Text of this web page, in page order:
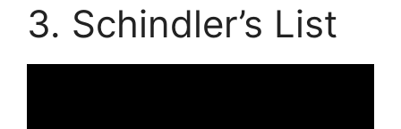
3. Schindler’s List